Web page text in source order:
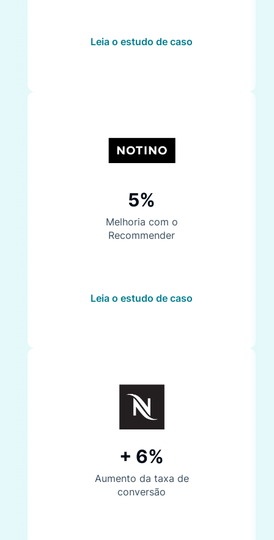
Leia o estudo de caso
5%
Melhoria com o
Recommender
Leia o estudo de caso
+ 6%
Aumento da taxa de
conversão